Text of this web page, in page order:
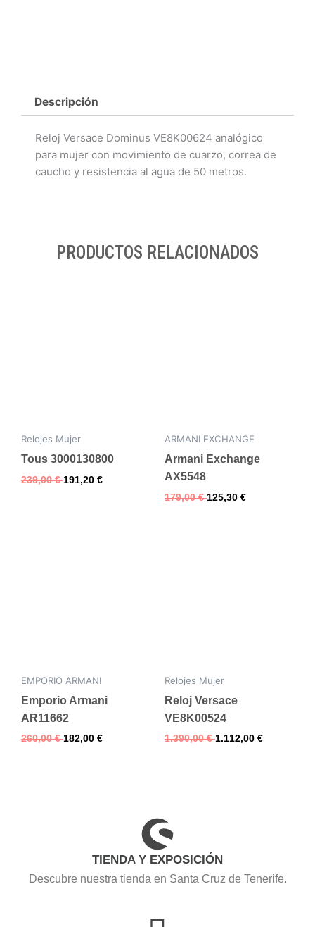
Descripción
Reloj Versace Dominus VE8K00624 analógico
para mujer con movimiento de cuarzo, correa de
caucho y resistencia al agua de 50 metros.
PRODUCTOS RELACIONADOS
Relojes Mujer
Tous 3000130800
239,00€ 191,20 €
ARMANI EXCHANGE
Armani Exchange
AX5548
179,00€ 125,30 €
EMPORIO ARMANI
Emporio Armani
AR11662
260,00€ 182,00 €
Relojes Mujer
Reloj Versace
VE8K00524
1.390,00€ 1.112,00 €
TIENDA Y EXPOSICIÓN
Descubre nuestra tienda en Santa Cruz de Tenerife.